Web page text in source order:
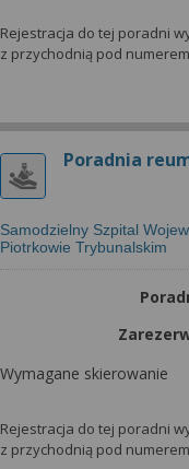
Rejestracja do tej poradni
z przychodnią pod
Poradnia
Samodzielny Szpital
Piotrkowie Trybunalskim
Wymagane skierowanie
Rejestracja do tej poradni
z przychodnią pod